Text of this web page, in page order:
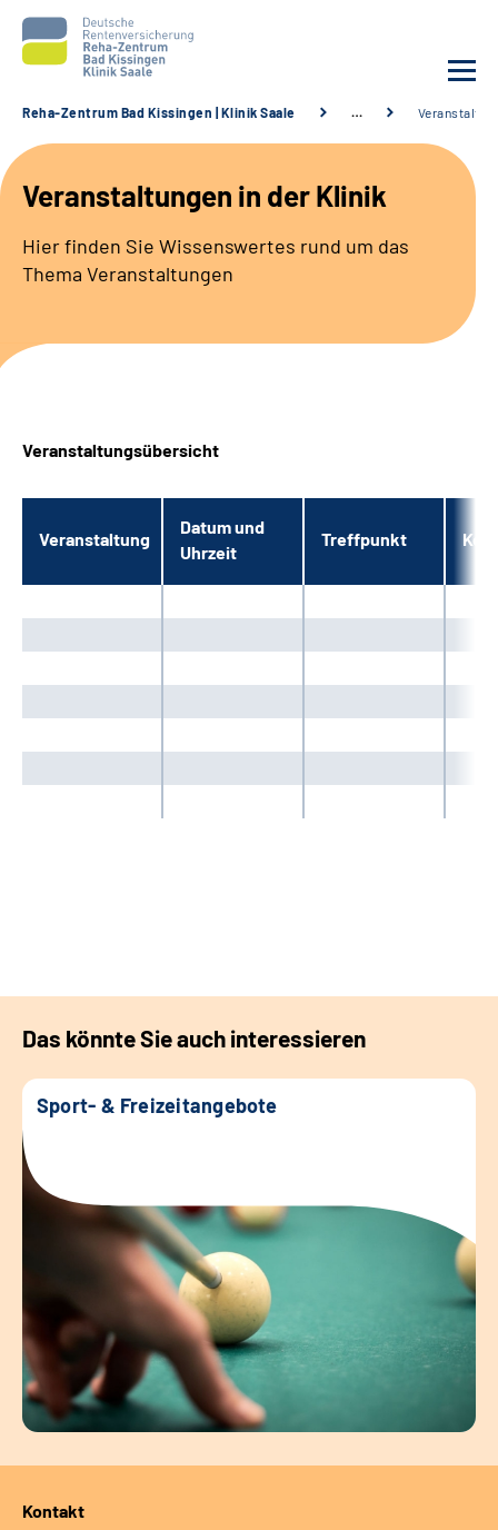
Unsere Klinik
Unsere Angebote
Service
Suche
Reha-Zentrum Bad Kissingen | Klinik Saale …
Veranstaltungen in der Klinik
Hier finden Sie Wissenswertes rund um das
Thema Veranstaltungen
Veranstaltungsübersicht
Veranstaltung
Datum und
Uhrzeit
Treffpunkt
Das könnte Sie auch interessieren
Sport- & Freizeitangebote
Kontakt